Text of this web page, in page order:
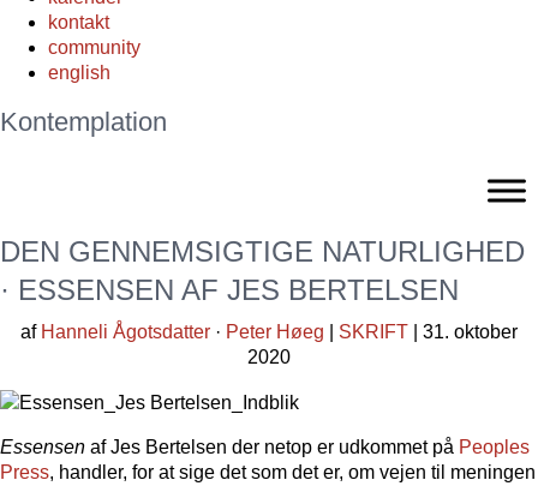
kontakt
community
english
Kontemplation
DEN GENNEMSIGTIGE NATURLIGHED
· ESSENSEN AF JES BERTELSEN
af Hanneli Ågotsdatter · Peter Høeg SKRIFT | 31. oktober
2020
Essensen af Jes Bertelsen der netop er udkommet på Peoples
Press, handler, for at sige det som det er, om vejen til meningen